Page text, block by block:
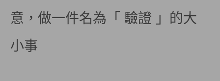
意，做一件名為「 驗證 」的大
小事